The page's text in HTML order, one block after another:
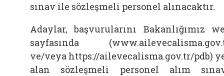
sınav ile sözleşmeli personel alınacaktır.
Adaylar, başvurularını Bakanlığımız
sayfasında
ve/veya https://ailevecalisma.gov.tr/pdb)
alan sözleşmeli personel alım